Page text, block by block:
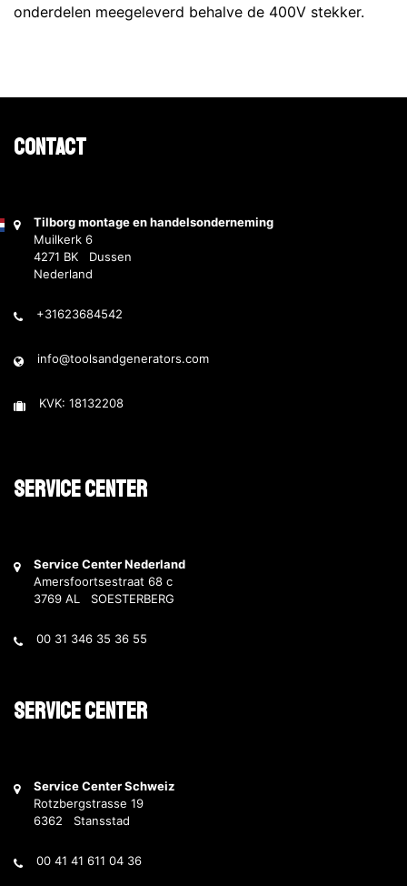
onderdelen meegeleverd behalve de 400V stekker.
Contact
Tilborg montage en handelsonderneming
Muilkerk 6
4271 BK Dussen
Nederland
+31623684542
info@toolsandgenerators.com
KVK: 18132208
Service Center
Service Center Nederland
Amersfoortsestraat 68 c
3769 AL SOESTERBERG
00 31 346 35 36 55
Service Center
Service Center Schweiz
Rotzbergstrasse 19
6362 Stansstad
00 41 41 611 04 36